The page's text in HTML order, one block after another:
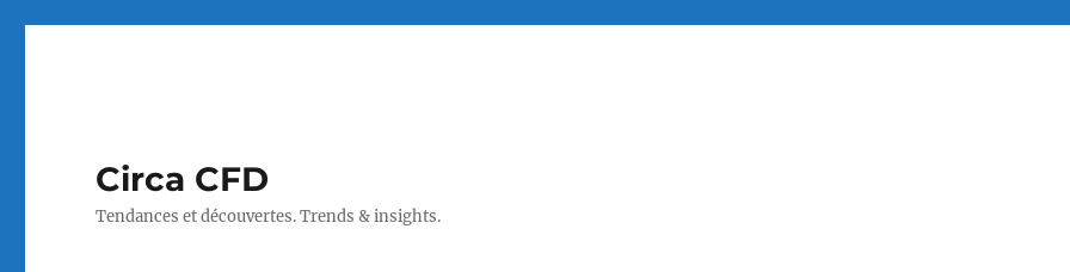
Circa CFD
Tendances et découvertes. Trends & insights.